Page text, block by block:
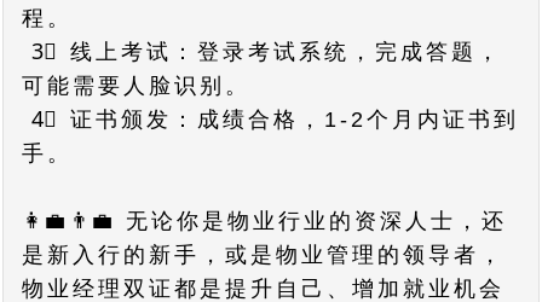
程。
3⃣ 线上考试：登录考试系统，完成答题，
可能需要人脸识别。
4⃣ 证书颁发：成绩合格，1-2个月内证书到
手。
👩‍💼👨‍💼 无论你是物业行业的资深人士，还
是新入行的新手，或是物业管理的领导者，
物业经理双证都是提升自己、增加就业机会